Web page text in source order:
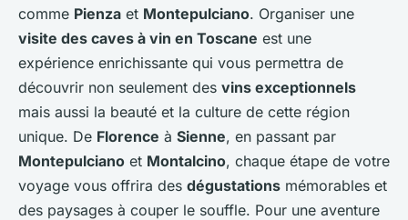
comme Pienza et Montepulciano. Organiser une
visite des caves à vin en Toscane est une
expérience enrichissante qui vous permettra de
découvrir non seulement des vins exceptionnels
mais aussi la beauté et la culture de cette région
unique. De Florence à Sienne, en passant par
Montepulciano et Montalcino, chaque étape de votre
voyage vous offrira des dégustations mémorables et
des paysages à couper le souffle. Pour une aventure